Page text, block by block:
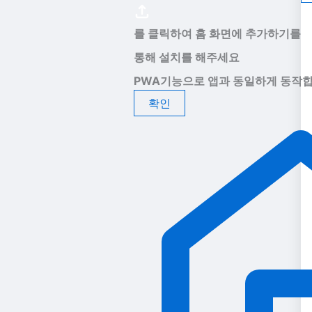
를 클릭하여 홈 화면에 추가하기를
통해 설치를 해주세요
PWA기능으로 앱과 동일하게 동작
확인